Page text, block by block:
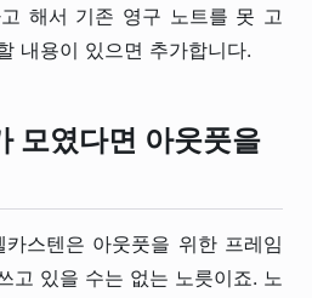
해서 기존 영구 노트를 못 고
내용이 있으면 추가합니다.
모였다면 아웃풋을
스텐은 아웃풋을 위한 프레임
고 있을 수는 없는 노릇이죠. 노